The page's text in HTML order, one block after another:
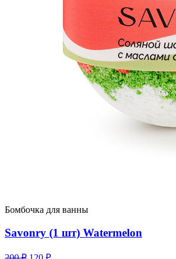
Бомбочка для ванны
Savonry (1 шт) Watermelon
Первоначальная
Текущая